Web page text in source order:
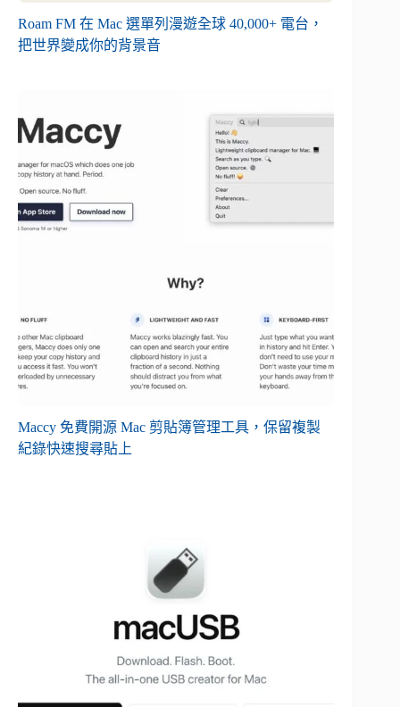
Roam FM 在 Mac 選單列漫遊全球 40,000+ 電台，
把世界變成你的背景音
Maccy 免費開源 Mac 剪貼簿管理工具，保留複製
紀錄快速搜尋貼上